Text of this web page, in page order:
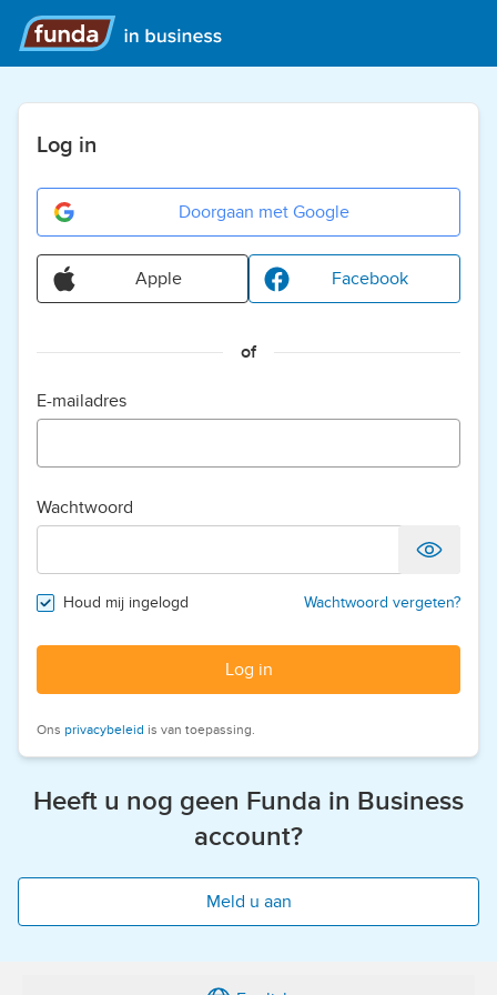
Log in
Doorgaan met Google
Apple Facebook
of
E-mailadres
Wachtwoord
Houd mij ingelogd Wachtwoord vergeten?
Log in
Ons privacybeleid is van toepassing.
Heeft u nog geen Funda in Business
account?
Meld u aan